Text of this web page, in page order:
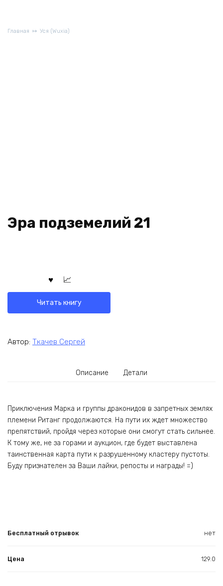
Главная Уся (Wuxia)
Эра подземелий 21
Читать книгу
Автор: Ткачев Сергей
Описание Детали
Приключения Марка и группы драконидов в запретных землях
племени Ританг продолжаются. На пути их ждет множество
препятствий, пройдя через которые они смогут стать сильнее.
К тому же, не за горами и аукцион, где будет выставлена
таинственная карта пути к разрушенному кластеру пустоты.
Буду признателен за Ваши лайки, репосты и награды! =)
Бесплатный отрывок нет
Цена 129.0